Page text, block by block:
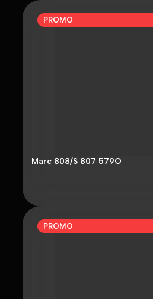
PROMO
Marc 808/S 807 579O
PROMO